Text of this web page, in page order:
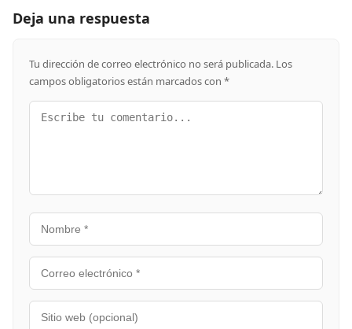
Deja una respuesta
Tu dirección de correo electrónico no será publicada. Los
campos obligatorios están marcados con *